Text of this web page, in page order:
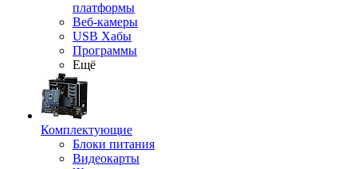
платформы
Веб-камеры
USB Хабы
Программы
Ещё
Комплектующие
Блоки питания
Видеокарты